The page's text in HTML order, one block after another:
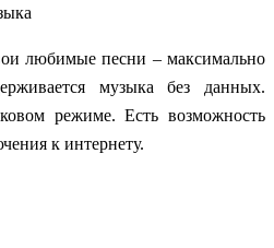
любимые песни – максимально
музыка без данных.
режиме. Есть возможность
к интернету.